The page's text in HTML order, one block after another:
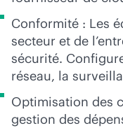
Conformité : Les
secteur et de
sécurité.
réseau, la
Optimisation des
gestion des